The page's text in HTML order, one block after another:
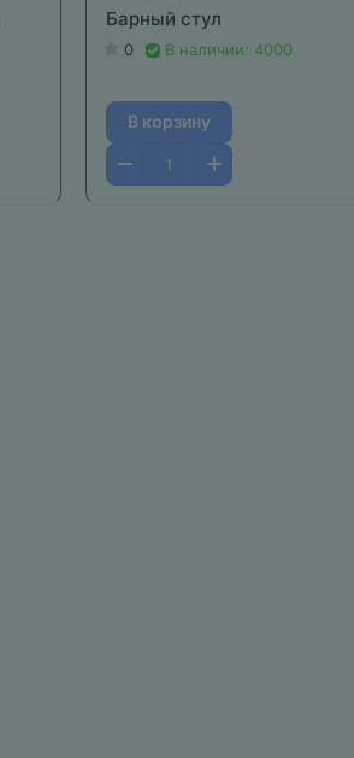
Барный стул
0 В наличии: 4000
В корзину